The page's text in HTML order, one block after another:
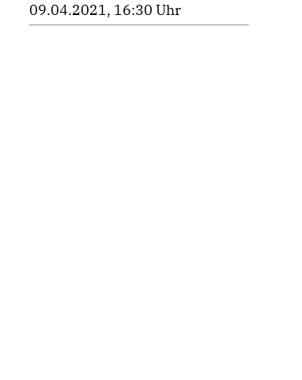
09.04.2021, 16:30 Uhr